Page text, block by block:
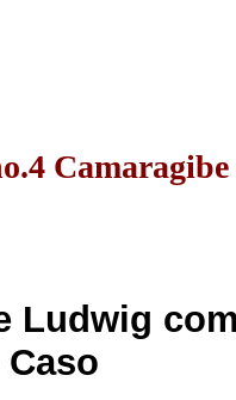
Ludwig